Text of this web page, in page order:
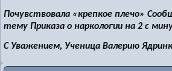
Почувствовала «крепкое плечо»
тему Приказа о наркологии на 2 с
С Уважением, Ученица Валерию